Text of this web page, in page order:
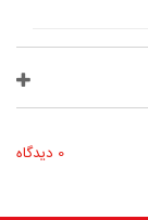
0 دیدگاه